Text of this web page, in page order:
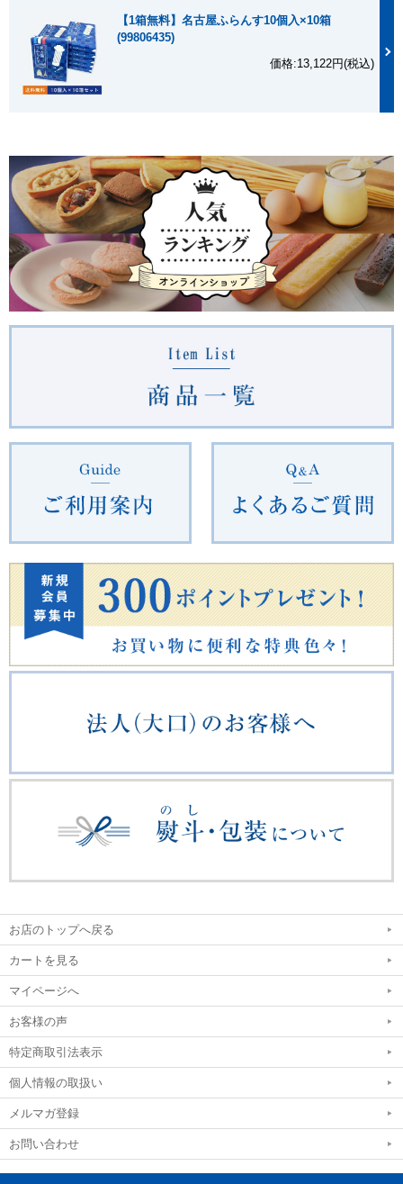
【1箱無料】名古屋ふらんす10個入×10箱
(99806435)
価格:13,122円(税込)
お店のトップへ戻る
カートを見る
マイページへ
お客様の声
特定商取引法表示
個人情報の取扱い
メルマガ登録
お問い合わせ